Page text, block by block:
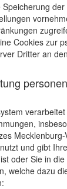
Cookies zur
Dritter an
und gibt
oder Sie in
welche dazu